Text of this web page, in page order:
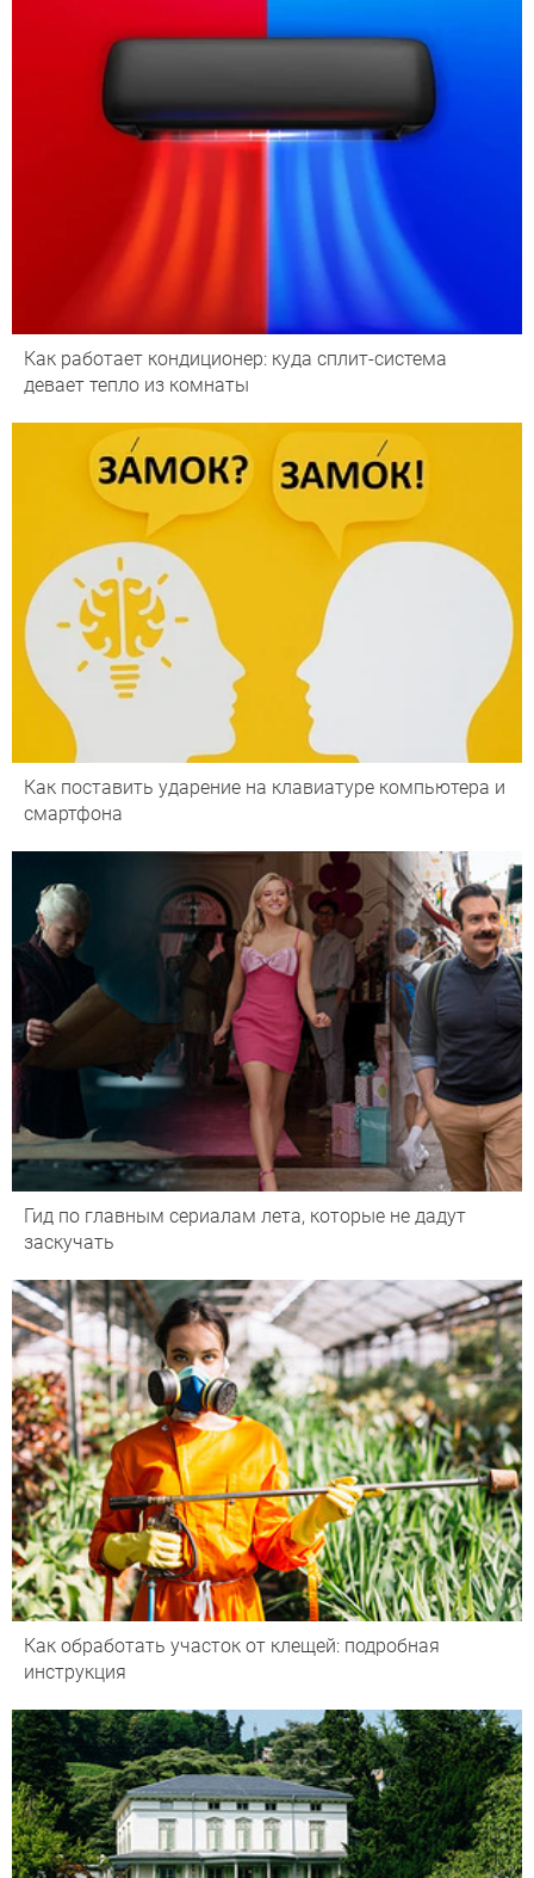
Как работает кондиционер: куда сплит-система
девает тепло из комнаты
Как поставить ударение на клавиатуре компьютера и
смартфона
Гид по главным сериалам лета, которые не дадут
заскучать
Как обработать участок от клещей: подробная
инструкция